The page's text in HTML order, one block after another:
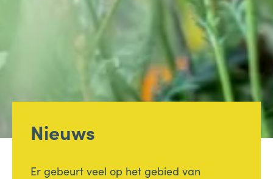
Nieuws
Er gebeurt veel op het gebied van